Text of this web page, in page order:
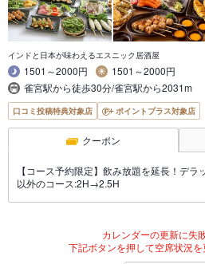
インドと日本が味わえるエスニック居酒屋
1501～2000円
1501～2000円
雀宮駅から徒歩30分/雀宮駅から2031m
口コミ投稿特典対象店 ポイントプラス対象店
クーポン
【コース予約限定】飲み放題を延長！デ
以外のコース:2H→2.5H
カレンダーの更新に失
下記ボタンを押して空席状況を